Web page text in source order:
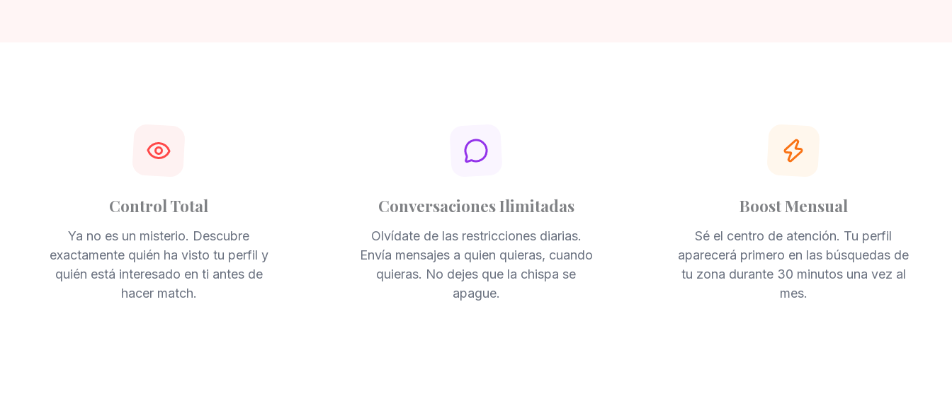
Control Total
Ya no es un misterio. Descubre
exactamente quién ha visto tu perfil y
quién está interesado en ti antes de
hacer match.
Conversaciones Ilimitadas
Olvídate de las restricciones diarias.
Envía mensajes a quien quieras, cuando
quieras. No dejes que la chispa se
apague.
Boost Mensual
Sé el centro de atención. Tu perfil
aparecerá primero en las búsquedas de
tu zona durante 30 minutos una vez al
mes.